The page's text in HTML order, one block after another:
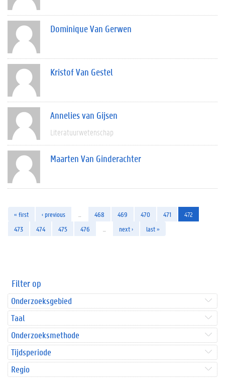
Dominique Van Gerwen
Kristof Van Gestel
Annelies van Gijsen
Literatuurwetenschap
Maarten Van Ginderachter
« first ‹ previous 468 469 470 471
472
473
474 475 476 next › last »
Filter op
Onderzoeksgebied
Taal
Onderzoeksmethode
Tijdsperiode
Regio